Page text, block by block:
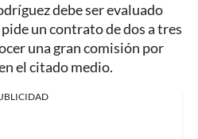
debe ser evaluado
un contrato de dos a tres
una gran comisión por
el citado medio.